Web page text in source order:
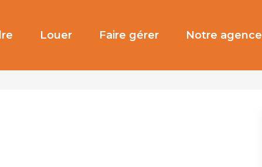
Louer Faire gérer Notre agence